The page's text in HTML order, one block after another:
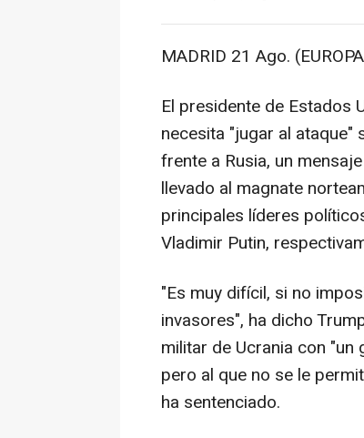
MADRID 21 Ago.
El presidente de Estados
necesita "jugar al ataque"
frente a Rusia, un
llevado al magnate
principales líderes
Vladimir Putin,
"Es muy difícil, si no
invasores", ha dicho
militar de Ucrania con
pero al que no se le
ha sentenciado.